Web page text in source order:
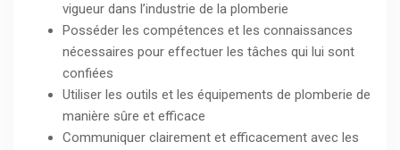
vigueur dans l’industrie de la plomberie
Posséder les compétences et les connaissances
nécessaires pour effectuer les tâches qui lui sont
confiées
Utiliser les outils et les équipements de plomberie de
manière sûre et efficace
Communiquer clairement et efficacement avec les